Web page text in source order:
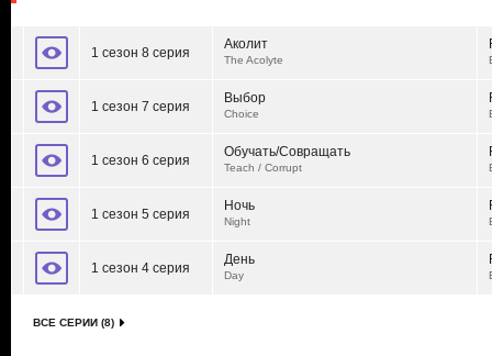
1 сезон 8 серия
Аколит
The Acolyte
1 сезон 7 серия
Выбор
Choice
1 сезон 6 серия
Обучать/Совращать
Teach / Corrupt
1 сезон 5 серия
Ночь
Night
1 сезон 4 серия
День
Day
ВСЕ СЕРИИ (8)